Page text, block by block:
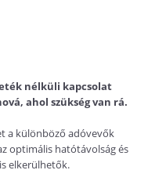
nélküli kapcsolat
ahol szükség van rá.
a különböző adóvevők
optimális hatótávolság és
elkerülhetők.